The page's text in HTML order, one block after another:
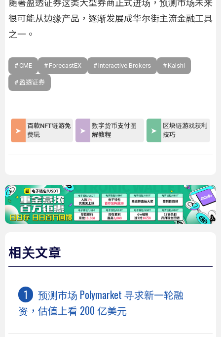
随著盈透证券这类大型券商正式进场，预测市场未来
很可能从边缘产品，逐渐发展成华尔街主流金融工具
之一。
CME ForecastEX Interactive Brokers Kalshi
盈透证券
百款NFT链游免
费玩
数字货币支付图
解教程
区块链游戏获利
技巧
相关文章
预测市场 Polymarket 寻求新一轮融
资，估值上看 200 亿美元